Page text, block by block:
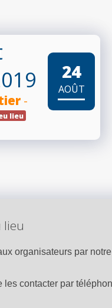
-
lieu
24
AOÛT
lieu
organisateurs par
les contacter par